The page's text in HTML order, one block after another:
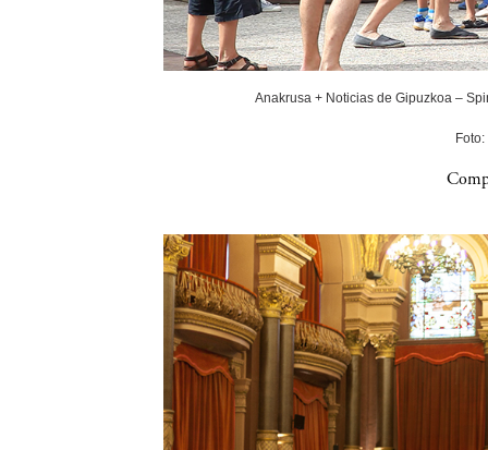
Anakrusa + Noticias de Gipuzkoa –